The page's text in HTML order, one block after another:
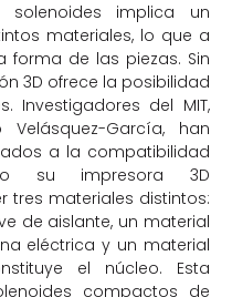
implica un
materiales, lo que a
de las piezas. Sin
3D ofrece la posibilidad
Investigadores del MIT,
García, han
a la compatibilidad
su impresora 3D
tres materiales distintos:
de aislante, un material
eléctrica y un material
el núcleo. Esta
compactos de